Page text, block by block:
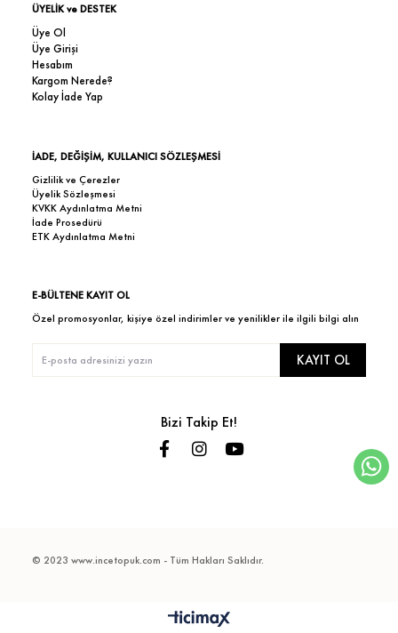
ÜYELİK ve DESTEK
Üye Ol
Üye Girişi
Hesabım
Kargom Nerede?
Kolay İade Yap
İADE, DEĞİŞİM, KULLANICI SÖZLEŞMESİ
Gizlilik ve Çerezler
Üyelik Sözleşmesi
KVKK Aydınlatma Metni
İade Prosedürü
ETK Aydınlatma Metni
E-BÜLTENE KAYIT OL
Özel promosyonlar, kişiye özel indirimler ve yenilikler ile ilgili bilgi alın
KAYIT OL
Bizi Takip Et!
© 2023 www.incetopuk.com - Tüm Hakları Saklıdır.